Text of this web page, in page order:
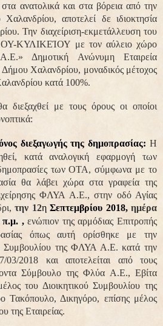
ανατολικά και στα βόρεια από την
αποτελεί δε ιδιοκτησία
Την διαχείριση-εκμετάλλευση του
ΚΥΛΙΚΕΊΟΥ με τον αύλειο χώρο
Δημοτική Ανώνυμη Εταιρεία
Χαλανδρίου, μοναδικός μέτοχος
κατά 100%.
διεξαχθεί με τους όρους οι οποίοι
διεξαγωγής της δημοπρασίας: Η
κατά αναλογική εφαρμογή των
των ΟΤΑ, σύμφωνα με το
θα λάβει χώρα στα γραφεία της
ΦΛΥΑ Α.Ε., στην οδό Αγίας
την 12ηΣεπτεμβρίου 2018,ημέρα
π.μ. ,ενώπιον της αρμόδιας Επιτροπής
όπως αυτή ορίσθηκε με την
Συμβουλίου της ΦΛΥΑ Α.Ε. κατά την
03/2018 και αποτελείται από τους
Σύμβουλο της Φλύα Α.Ε., Εβίτα
του Διοικητικού Συμβουλίου της
Δικηγόρο, επίσης μέλος
της Εταιρείας.